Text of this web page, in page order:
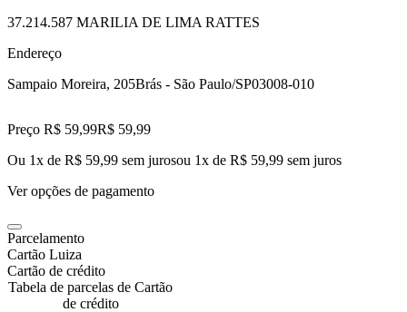
37.214.587 MARILIA DE LIMA RATTES
Endereço
Sampaio Moreira, 205Brás - São Paulo/SP03008-010
Preço R$ 59,99R$ 59,99
Ou 1x de R$ 59,99 sem jurosou 1x de R$ 59,99 sem juros
Ver opções de pagamento
Parcelamento
Cartão Luiza
Cartão de crédito
Tabela de parcelas de Cartão
de crédito